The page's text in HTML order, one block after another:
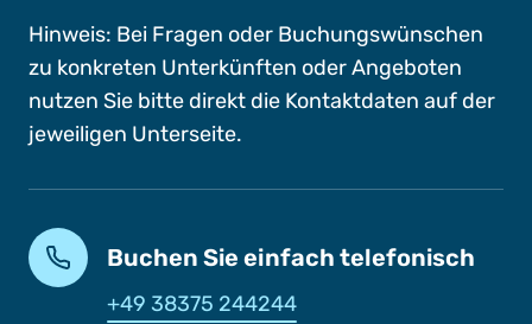
Hinweis: Bei Fragen oder Buchungswünschen
zu konkreten Unterkünften oder Angeboten
nutzen Sie bitte direkt die Kontaktdaten auf der
jeweiligen Unterseite.
Buchen Sie einfach telefonisch
+49 38375 244244